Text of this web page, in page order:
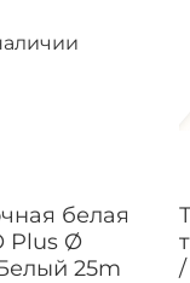
белая
Plus Ø
25m